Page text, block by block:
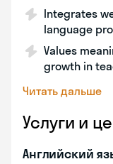
Integrates
language
Values
growth in
Читать дальше
Услуги и
Английский